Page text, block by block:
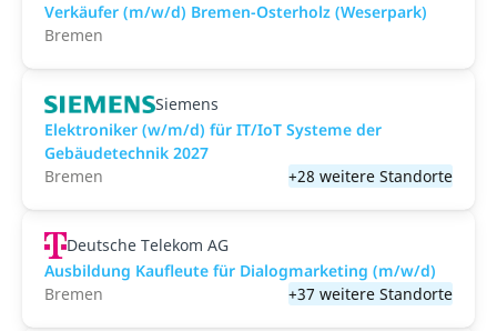
Verkäufer (m/w/d) Bremen-Osterholz (Weserpark)
Bremen
Siemens
Elektroniker (w/m/d) für IT/IoT Systeme der
Gebäudetechnik 2027
Bremen
+28 weitere Standorte
Deutsche Telekom AG
Ausbildung Kaufleute für Dialogmarketing (m/w/d)
Bremen
+37 weitere Standorte